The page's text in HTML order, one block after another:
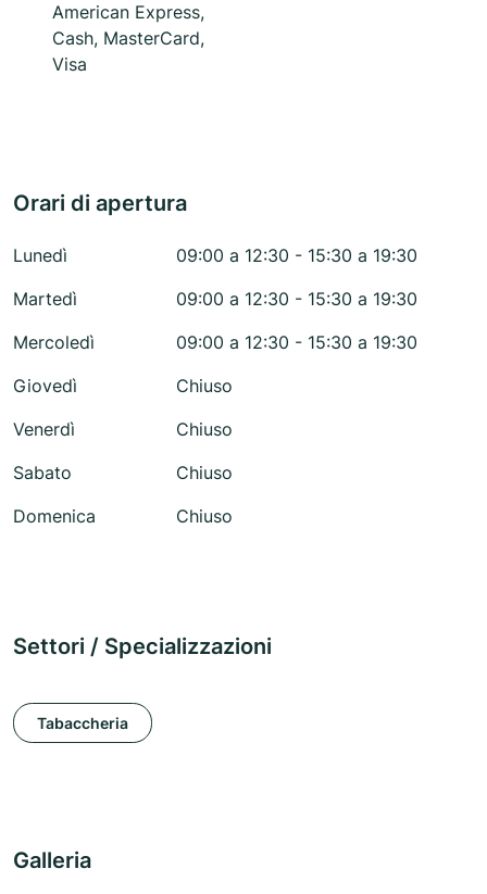
American Express,
Cash, MasterCard,
Visa
Orari di apertura
Lunedì
09:00 a 12:30 - 15:30 a 19:30
Martedì
09:00 a 12:30 - 15:30 a 19:30
Mercoledì
09:00 a 12:30 - 15:30 a 19:30
Giovedì
Chiuso
Venerdì
Chiuso
Sabato
Chiuso
Domenica
Chiuso
Settori / Specializzazioni
Tabaccheria
Galleria